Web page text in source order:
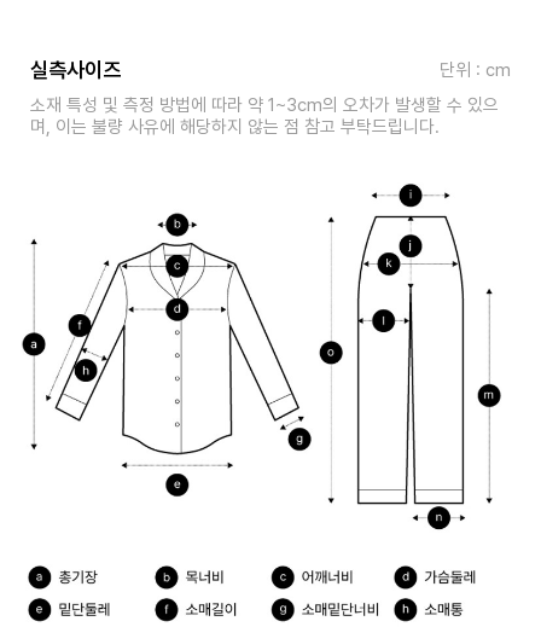
실측사이즈
단위 : cm
소재 특성 및 측정 방법에 따라 약 1~3cm의 오차가 발생할 수 있으
며, 이는 불량 사유에 해당하지 않는 점 참고 부탁드립니다.